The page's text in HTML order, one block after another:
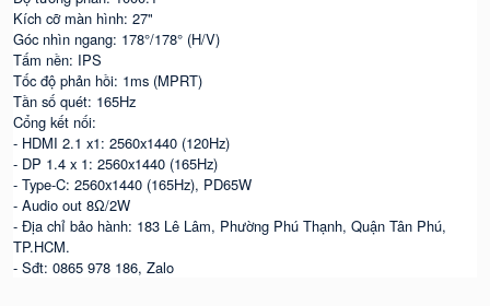
Kích cỡ màn hình: 27"
Góc nhìn ngang: 178°/178° (H/V)
Tấm nền: IPS
Tốc độ phản hồi: 1ms (MPRT)
Tần số quét: 165Hz
Cổng kết nối:
- HDMI 2.1 x1: 2560x1440 (120Hz)
- DP 1.4 x 1: 2560x1440 (165Hz)
- Type-C: 2560x1440 (165Hz), PD65W
- Audio out 8Ω/2W
- Địa chỉ bảo hành: 183 Lê Lâm, Phường Phú Thạnh, Quận Tân Phú,
TP.HCM.
- Sđt: 0865 978 186, Zalo